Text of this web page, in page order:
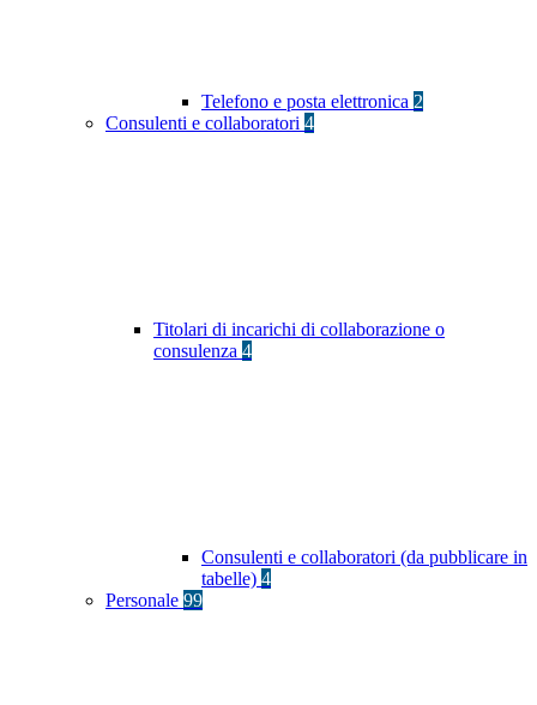
Telefono e posta elettronica 2
Consulenti e collaboratori 4
Titolari di incarichi di collaborazione o
consulenza 4
Consulenti e collaboratori (da pubblicare in
tabelle) 4
Personale 99